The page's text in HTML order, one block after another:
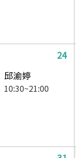
24
邱渝婷
10:30~21:00